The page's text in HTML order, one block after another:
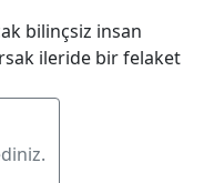
bilinçsiz insan
ileride bir felaket